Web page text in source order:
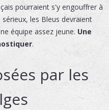
pourraient s'y engouffrer à
les Bleus devraient
équipe assez jeune. Une
.
par les